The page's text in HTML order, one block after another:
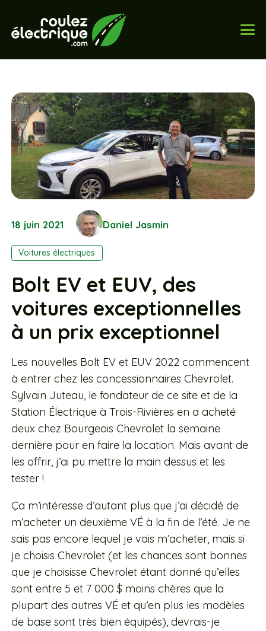
18 juin 2021 Daniel Jasmin
Voitures électriques
Bolt EV et EUV, des
voitures exceptionnelles
à un prix exceptionnel
Les nouvelles Bolt EV et EUV 2022 commencent
à entrer chez les concessionnaires Chevrolet.
Sylvain Juteau, le fondateur de ce site et de la
Station Électrique à Trois-Rivières en a acheté
deux chez Bourgeois Chevrolet la semaine
dernière pour en faire la location. Mais avant de
les offrir, j’ai pu mettre la main dessus et les
tester !
Ça m’intéresse d’autant plus que j’ai décidé de
m’acheter un deuxième VÉ à la fin de l’été. Je ne
sais pas encore lequel je vais m’acheter, mais si
je choisis Chevrolet (et les chances sont bonnes
que je choisisse Chevrolet étant donné qu’elles
sont entre 5 et 7 000 $ moins chères que la
plupart des autres VÉ et qu’en plus les modèles
de base sont très bien équipés), devrais-je